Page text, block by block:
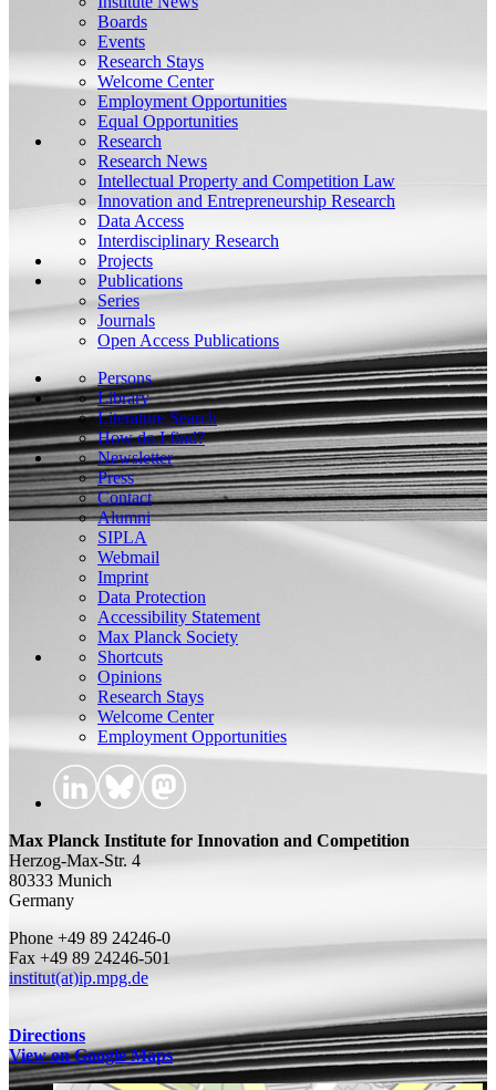
Boards
Events
Research Stays
Welcome Center
Employment Opportunities
Equal Opportunities
Research
Research News
Intellectual Property and Competition Law
Innovation and Entrepreneurship Research
Data Access
Interdisciplinary Research
Projects
Publications
Series
Journals
Open Access Publications
Persons
Library
Literature Search
How do I find?
Newsletter
Press
Contact
Alumni
SIPLA
Webmail
Imprint
Data Protection
Accessibility Statement
Max Planck Society
Shortcuts
Opinions
Research Stays
Welcome Center
Employment Opportunities
Max Planck Institute for Innovation and Competition
Herzog-Max-Str. 4
80333 Munich
Germany
Phone +49 89 24246-0
Fax +49 89 24246-501
institut(at)ip.mpg.de
Directions
View on Google Maps